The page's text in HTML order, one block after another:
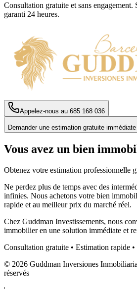
Consultation gratuite et sans engagement.
garanti 24 heures.
Appelez-nous au 685 168 036
Demander une estimation gratuite immédiate
Vous avez un bien
Obtenez votre estimation professionnelle
Ne perdez plus de temps avec des
infinies. Nous achetons votre bien
rapide et au meilleur prix du marché réel.
Chez Guddman Investissements, nous
immobilier en une solution immédiate et
Consultation gratuite • Estimation rapide •
© 2026 Guddman Inversiones
réservés